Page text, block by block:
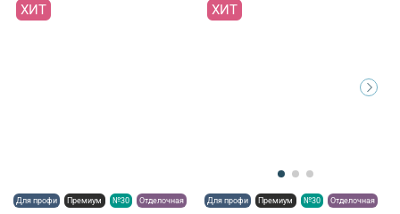
ХИТ
Для профи Премиум №30 Отделочная
ХИТ
Для профи Премиум №30 Отделочная